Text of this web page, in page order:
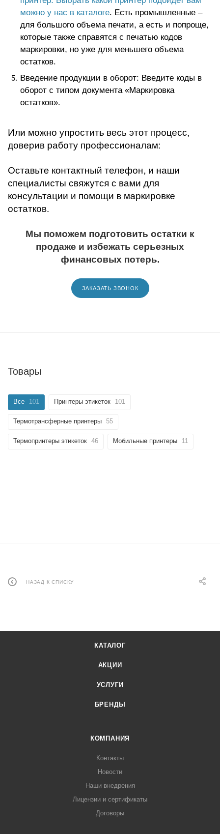
можно у нас в каталоге. Есть промышленные –
для большого объема печати, а есть и попроще,
которые также справятся с печатью кодов
маркировки, но уже для меньшего объема
остатков.
Введение продукции в оборот: Введите коды в
оборот с типом документа «Маркировка
остатков».
Или можно упростить весь этот процесс,
доверив работу профессионалам:
Оставьте контактный телефон, и наши
специалисты свяжутся с вами для
консультации и помощи в маркировке
остатков.
Мы поможем подготовить остатки к
продаже и избежать серьезных
финансовых потерь.
ЗАКАЗАТЬ ЗВОНОК
Товары
Все 101 Принтеры этикеток 101
Термотрансферные принтеры 55
Термопринтеры этикеток 46 Мобильные принтеры 11
НАЗАД К СПИСКУ
КАТАЛОГ
АКЦИИ
УСЛУГИ
БРЕНДЫ
КОМПАНИЯ
Контакты
Новости
Наши внедрения
Лицензии и сертификаты
Договоры